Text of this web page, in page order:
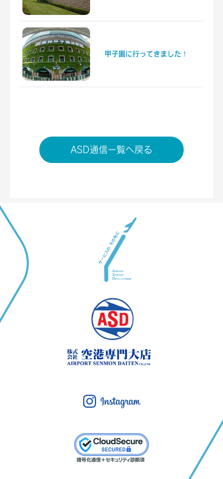
甲子園に行ってきました！
ASD通信一覧へ戻る